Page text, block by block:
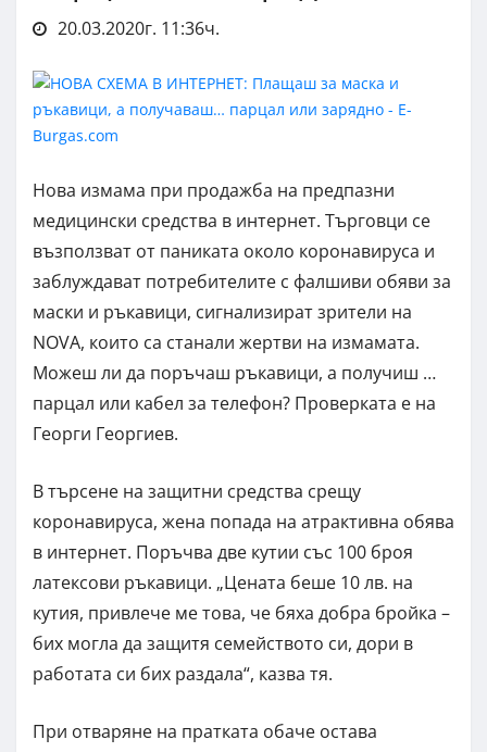
20.03.2020г. 11:36ч.
Нова измама при продажба на предпазни
медицински средства в интернет. Търговци се
възползват от паниката около коронавируса и
заблуждават потребителите с фалшиви обяви за
маски и ръкавици, сигнализират зрители на
NOVA, които са станали жертви на измамата.
Можеш ли да поръчаш ръкавици, а получиш …
парцал или кабел за телефон? Проверката е на
Георги Георгиев.
В търсене на защитни средства срещу
коронавируса, жена попада на атрактивна обява
в интернет. Поръчва две кутии със 100 броя
латексови ръкавици. „Цената беше 10 лв. на
кутия, привлече ме това, че бяха добра бройка –
бих могла да защитя семейството си, дори в
работата си бих раздала“, казва тя.
При отваряне на пратката обаче остава